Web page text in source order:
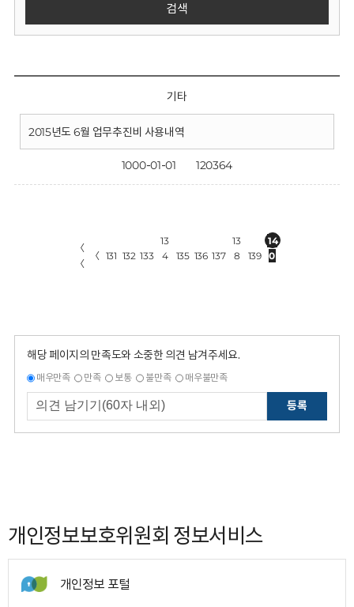
검색
기타
2015년도 6월 업무추진비 사용내역
1000-01-01 120364
〈
〈
〈 131 132 133
13
4
135 136 137
13
8
139
14
0
해당 페이지의 만족도와 소중한 의견 남겨주세요.
매우만족 만족 보통 불만족 매우불만족
등록
개인정보보호위원회 정보서비스
개인정보 포털